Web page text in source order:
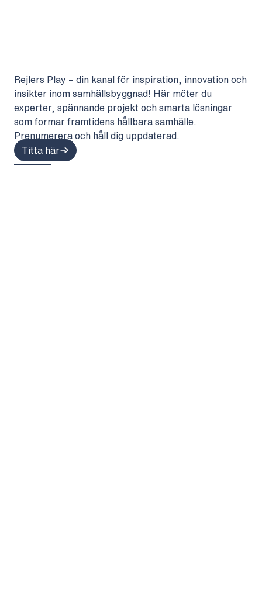
Rejlers Play – din kanal för inspiration, innovation och
insikter inom samhällsbyggnad! Här möter du
experter, spännande projekt och smarta lösningar
som formar framtidens hållbara samhälle.
Prenumerera och håll dig uppdaterad.
Titta här